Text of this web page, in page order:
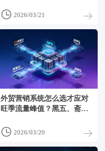
 2026/03/21
外贸营销系统怎么选才应对
旺季流量峰值？黑五、斋
性扩容SLA标准
 2026/03/20